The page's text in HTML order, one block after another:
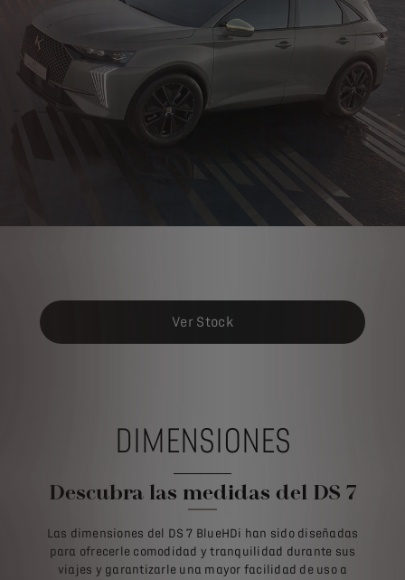
Ver Stock
DIMENSIONES
Descubra las medidas del DS 7
Las dimensiones del DS 7 BlueHDi han sido diseñadas
para ofrecerle comodidad y tranquilidad durante sus
viajes y garantizarle una mayor facilidad de uso a